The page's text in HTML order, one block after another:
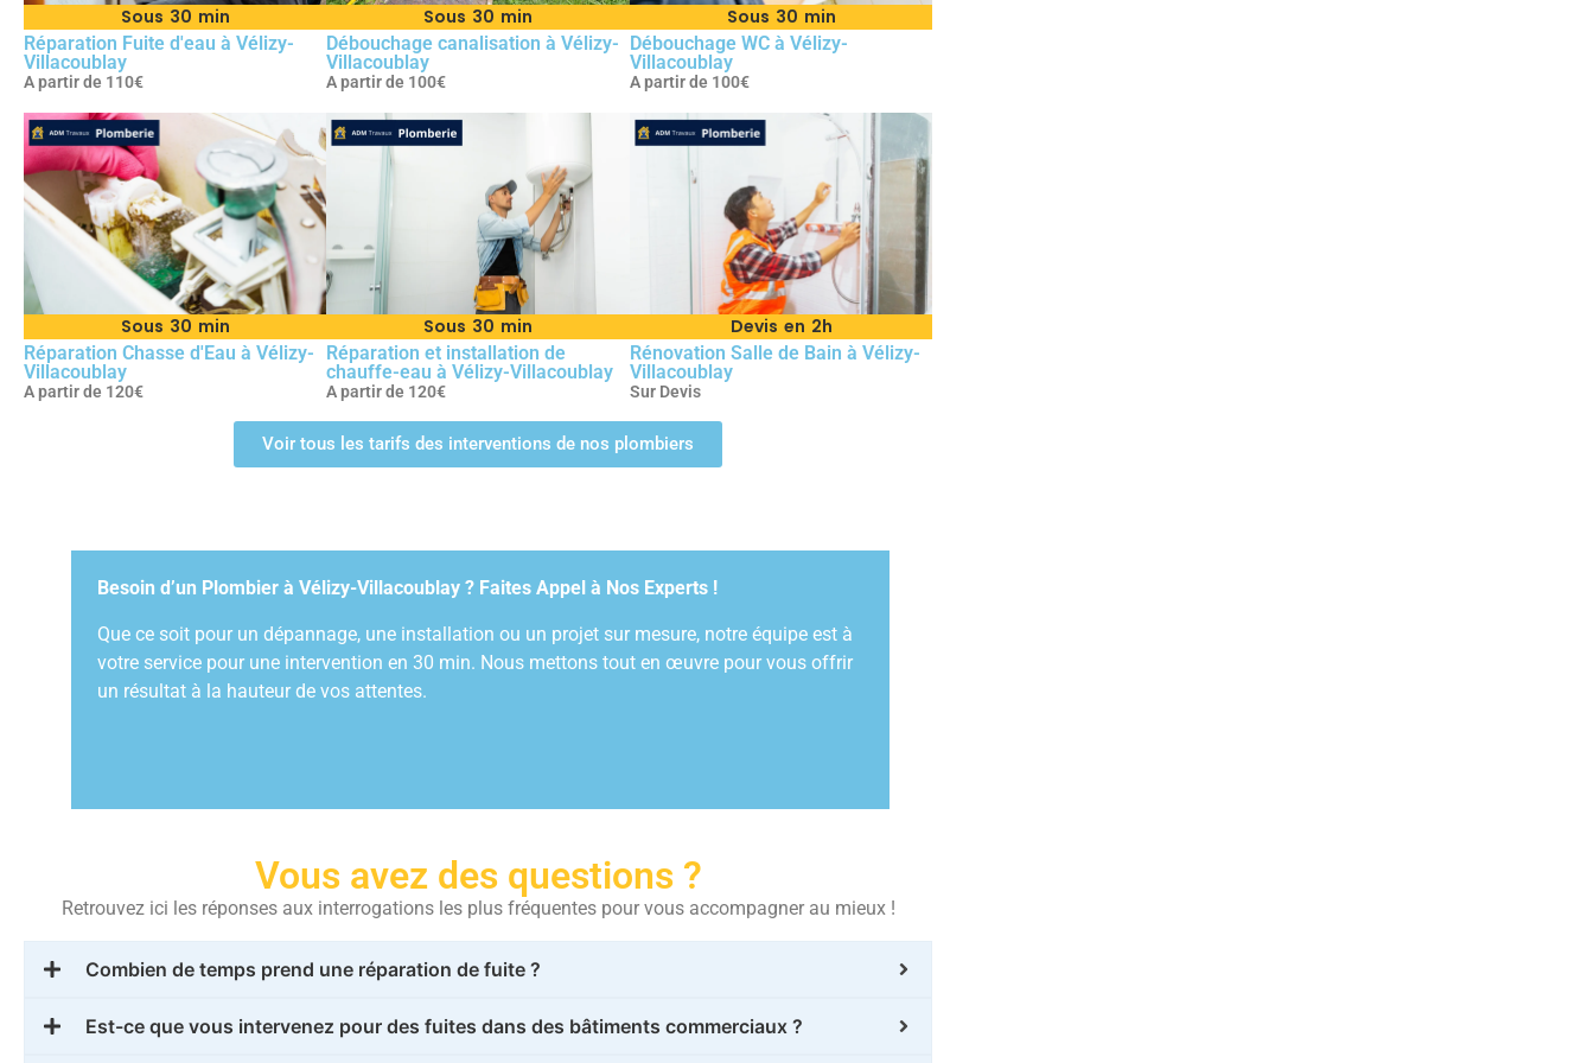
Sous 30 min
Réparation Fuite d'eau à Vélizy-
Villacoublay
A partir de 110€
Sous 30 min
Débouchage canalisation à Vélizy-
Villacoublay
A partir de 100€
Sous 30 min
Débouchage WC à Vélizy-
Villacoublay
A partir de 100€
Sous 30 min
Réparation Chasse d'Eau à Vélizy-
Villacoublay
A partir de 120€
Sous 30 min
Réparation et installation de
chauffe-eau à Vélizy-Villacoublay
A partir de 120€
Devis en 2h
Rénovation Salle de Bain à Vélizy-
Villacoublay
Sur Devis
Voir tous les tarifs des interventions de nos plombiers
Besoin d’un Plombier à Vélizy-Villacoublay ? Faites Appel à Nos Experts !
Que ce soit pour un dépannage, une installation ou un projet sur mesure, notre équipe est à
votre service pour une intervention en 30 min. Nous mettons tout en œuvre pour vous offrir
un résultat à la hauteur de vos attentes.
Vous avez des questions ?
Retrouvez ici les réponses aux interrogations les plus fréquentes pour vous accompagner au mieux !
Combien de temps prend une réparation de fuite ?
Est-ce que vous intervenez pour des fuites dans des bâtiments commerciaux ?